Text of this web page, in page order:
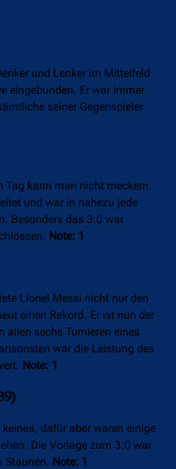
und Lenker im Mittelfeld
eingebunden. Er war immer
seiner Gegenspieler.
Tag kann man nicht meckern.
und war in nahezu jede
Besonders das 3:0 war
Note: 1
Lionel Messi nicht nur den
einen Rekord. Er ist nun der
allen sechs Turnieren eines
war die Leistung des
Note: 1
dafür aber waren einige
Die Vorlage zum 3:0 war
Staunen. Note: 1